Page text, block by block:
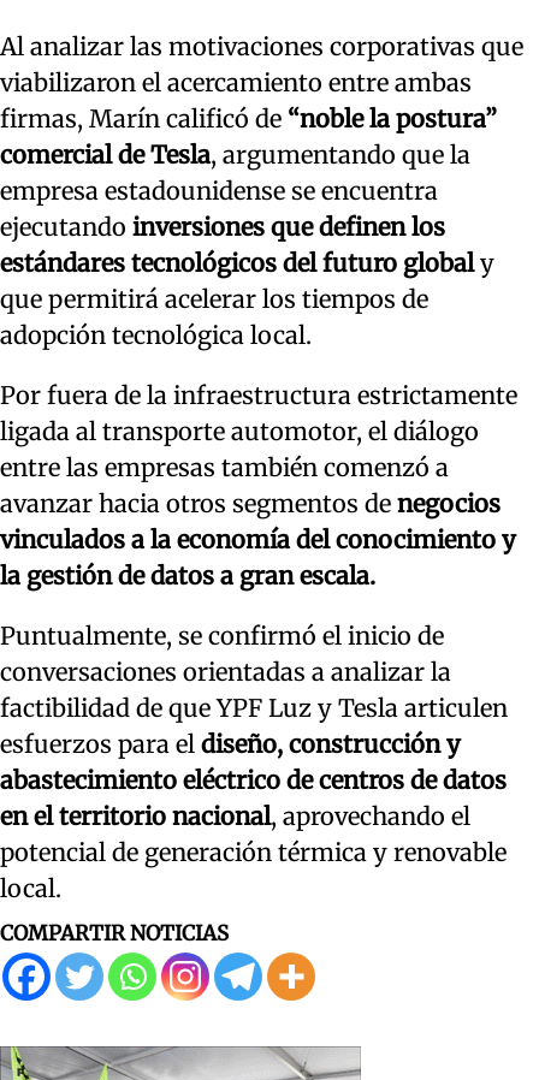
Al analizar las motivaciones corporativas que
viabilizaron el acercamiento entre ambas
firmas, Marín calificó de “noble la postura”
comercial de Tesla, argumentando que la
empresa estadounidense se encuentra
ejecutando inversiones que definen los
estándares tecnológicos del futuro globaly
que permitirá acelerar los tiempos de
adopción tecnológica local.
Por fuera de la infraestructura estrictamente
ligada al transporte automotor, el diálogo
entre las empresas también comenzó a
avanzar hacia otros segmentos de negocios
vinculados a la economía del conocimiento y
la gestión de datos a gran escala.
Puntualmente, se confirmó el inicio de
conversaciones orientadas a analizar la
factibilidad de que YPF Luz y Tesla articulen
esfuerzos para el diseño, construcción y
abastecimiento eléctrico de centros de datos
en el territorio nacional, aprovechando el
potencial de generación térmica y renovable
local.
COMPARTIR NOTICIAS